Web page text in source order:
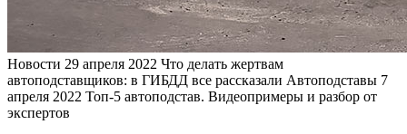
Новости 29 апреля 2022 Что делать жертвам
автоподставщиков: в ГИБДД все рассказали Автоподставы 7
апреля 2022 Топ-5 автоподстав. Видеопримеры и разбор от
экспертов